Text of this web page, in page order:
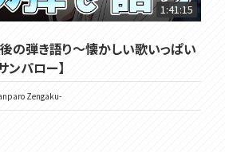
1:41:15
後の弾き語り～懐かしい歌いっぱい
ンパロー】
Zengaku-